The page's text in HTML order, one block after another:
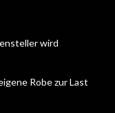
wird
Robe zur Last